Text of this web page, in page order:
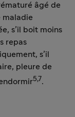
âgé de
maladie
s’il boit moins
repas
s’il
pleure de
5,7.